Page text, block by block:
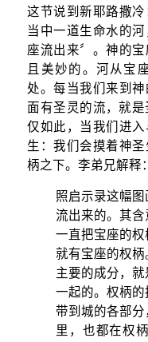
这节说到新耶路撒
当中一道生命水的
座流出来〞。神的
且美妙的。河从宝
处。每当我们来到
面有圣灵的流，就
仅如此，当我们进
生：我们会摸着神
柄之下。李弟兄解释：
照启示录这幅
流出来的。其含
一直把宝座的
就有宝座的权
主要的成分，
一起的。权柄的
带到城的各部
里，也都在权